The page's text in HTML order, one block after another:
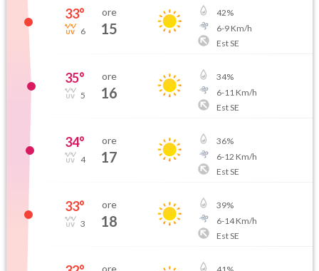
33°
6
ore
15
42%
6-9Km/h
Est SE
35°
5
ore
16
34%
6-11 Km/h
Est SE
34°
4
ore
17
36%
6-12 Km/h
Est SE
33°
3
ore
18
39%
6-14Km/h
Est SE